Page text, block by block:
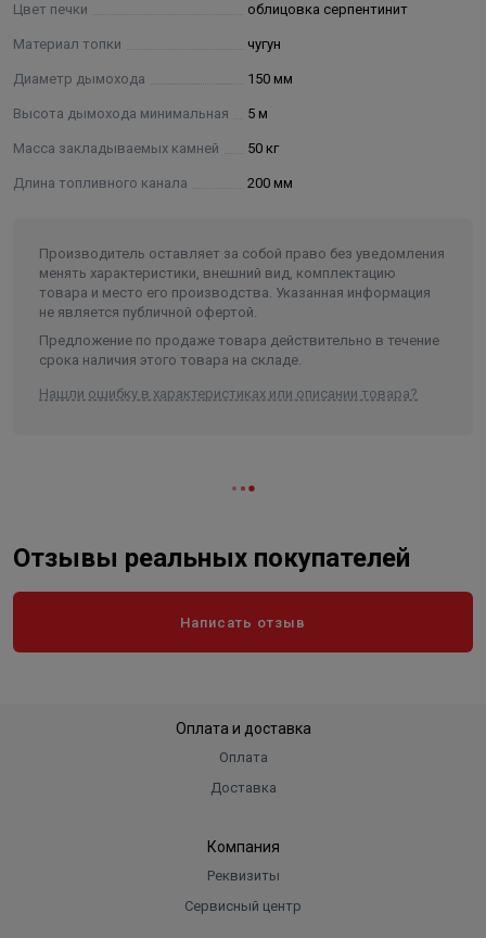
Цвет печки облицовка серпентинит
Материал топки чугун
Диаметр дымохода 150 мм
Высота дымохода минимальная 5 м
Масса закладываемых камней 50 кг
Длина топливного канала 200 мм
Производитель оставляет за собой право без уведомления
менять характеристики, внешний вид, комплектацию
товара и место его производства. Указанная информация
не является публичной офертой.
Предложение по продаже товара действительно в течение
срока наличия этого товара на складе.
Нашли ошибку в характеристиках или описании товара?
Отзывы реальных покупателей
Написать отзыв
Оплата и доставка
Оплата
Доставка
Компания
Реквизиты
Сервисный центр